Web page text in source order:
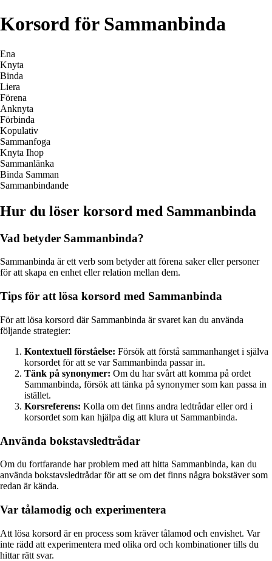
Korsord för Sammanbinda
Ena
Knyta
Binda
Liera
Förena
Anknyta
Förbinda
Kopulativ
Sammanfoga
Knyta Ihop
Sammanlänka
Binda Samman
Sammanbindande
Hur du löser korsord med Sammanbinda
Vad betyder Sammanbinda?
Sammanbinda är ett verb som betyder att förena saker eller personer
för att skapa en enhet eller relation mellan dem.
Tips för att lösa korsord med Sammanbinda
För att lösa korsord där Sammanbinda är svaret kan du använda
följande strategier:
Kontextuell förståelse: Försök att förstå sammanhanget i själva
korsordet för att se var Sammanbinda passar in.
Tänk på synonymer: Om du har svårt att komma på ordet
Sammanbinda, försök att tänka på synonymer som kan passa in
istället.
Korsreferens: Kolla om det finns andra ledtrådar eller ord i
korsordet som kan hjälpa dig att klura ut Sammanbinda.
Använda bokstavsledtrådar
Om du fortfarande har problem med att hitta Sammanbinda, kan du
använda bokstavsledtrådar för att se om det finns några bokstäver som
redan är kända.
Var tålamodig och experimentera
Att lösa korsord är en process som kräver tålamod och envishet. Var
inte rädd att experimentera med olika ord och kombinationer tills du
hittar rätt svar.